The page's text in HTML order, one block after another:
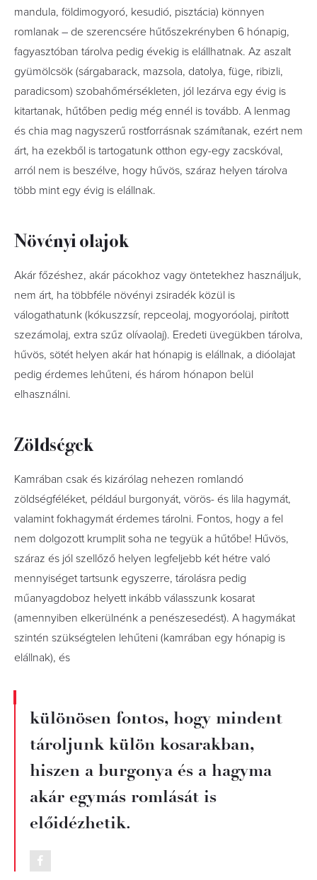
mandula, földimogyoró, kesudió, pisztácia) könnyen
romlanak – de szerencsére hűtőszekrényben 6 hónapig,
fagyasztóban tárolva pedig évekig is elállhatnak. Az aszalt
gyümölcsök (sárgabarack, mazsola, datolya, füge, ribizli,
paradicsom) szobahőmérsékleten, jól lezárva egy évig is
kitartanak, hűtőben pedig még ennél is tovább. A lenmag
és chia mag nagyszerű rostforrásnak számítanak, ezért nem
árt, ha ezekből is tartogatunk otthon egy-egy zacskóval,
arról nem is beszélve, hogy hűvös, száraz helyen tárolva
több mint egy évig is elállnak.
Növényi olajok
Akár főzéshez, akár pácokhoz vagy öntetekhez használjuk,
nem árt, ha többféle növényi zsiradék közül is
válogathatunk (kókuszzsír, repceolaj, mogyoróolaj, pirított
szezámolaj, extra szűz olívaolaj). Eredeti üvegükben tárolva,
hűvös, sötét helyen akár hat hónapig is elállnak, a dióolajat
pedig érdemes lehűteni, és három hónapon belül
elhasználni.
Zöldségek
Kamrában csak és kizárólag nehezen romlandó
zöldségféléket, például burgonyát, vörös- és lila hagymát,
valamint fokhagymát érdemes tárolni. Fontos, hogy a fel
nem dolgozott krumplit soha ne tegyük a hűtőbe! Hűvös,
száraz és jól szellőző helyen legfeljebb két hétre való
mennyiséget tartsunk egyszerre, tárolásra pedig
műanyagdoboz helyett inkább válasszunk kosarat
(amennyiben elkerülnénk a penészesedést). A hagymákat
szintén szükségtelen lehűteni (kamrában egy hónapig is
elállnak), és
különösen fontos, hogy mindent
tároljunk külön kosarakban,
hiszen a burgonya és a hagyma
akár egymás romlását is
előidézhetik.